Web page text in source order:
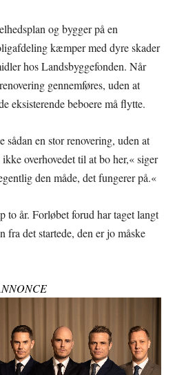
og bygger på en
kæmper med dyre skader
hos Landsbyggefonden. Når
gennemføres, uden at
eksisterende beboere må flytte.
en stor renovering, uden at
overhovedet til at bo her,« siger
den måde, det fungerer på.«
to år. Forløbet forud har taget langt
fra det startede, den er jo måske